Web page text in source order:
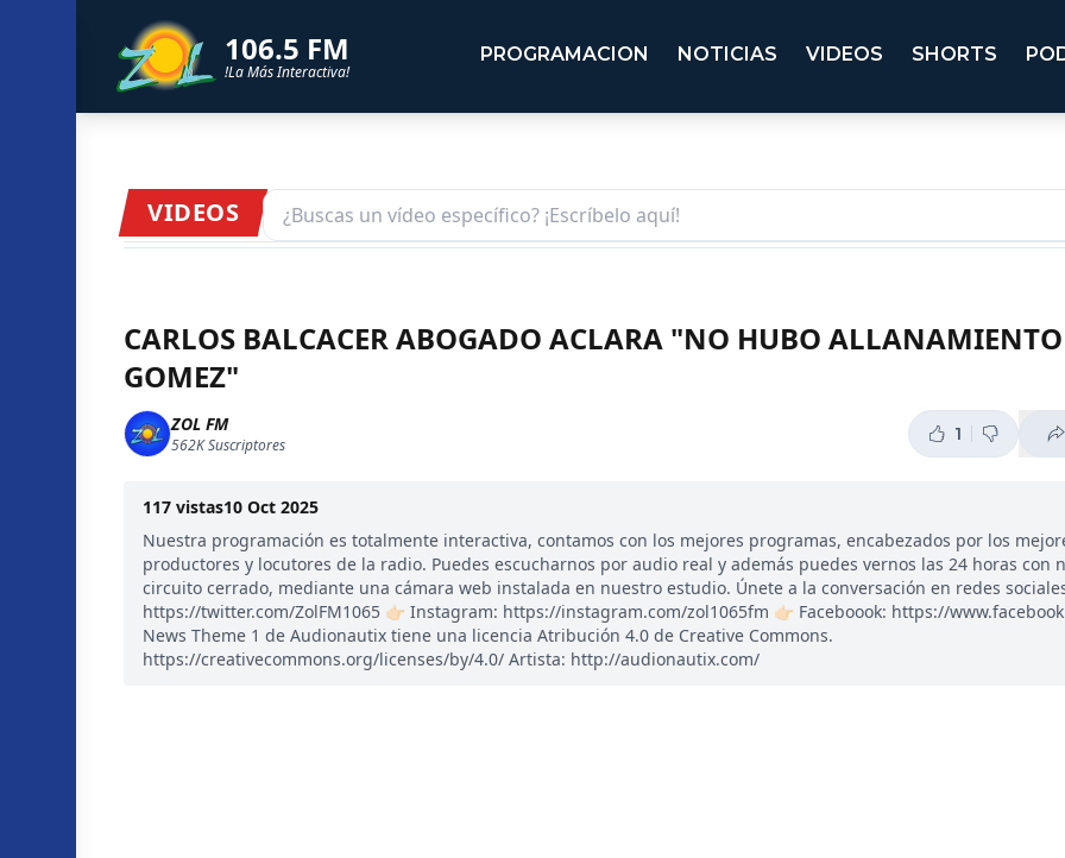
106.5 FM
!La Más Interactiva!
PROGRAMACION NOTICIAS VIDEOS SHORTS
VIDEOS
CARLOS BALCACER ABOGADO ACLARA "NO HUBO
GOMEZ"
ZOL FM
562KSuscriptores
1
117 vistas10 Oct 2025
Nuestra programación es totalmente interactiva, contamos con los mejores programas, encabezados por los
productores y locutores de la radio. Puedes escucharnos por audio real y además puedes vernos las 24 horas con
circuito cerrado, mediante una cámara web instalada en nuestro estudio. Únete a la conversación en redes sociales:
https://twitter.com/ZolFM1065 👉🏻 Instagram: https://instagram.com/zol1065fm 👉🏻 Faceboook: https://
News Theme 1 de Audionautix tiene una licencia Atribución 4.0 de Creative Commons.
https://creativecommons.org/licenses/by/4.0/ Artista: http://audionautix.com/